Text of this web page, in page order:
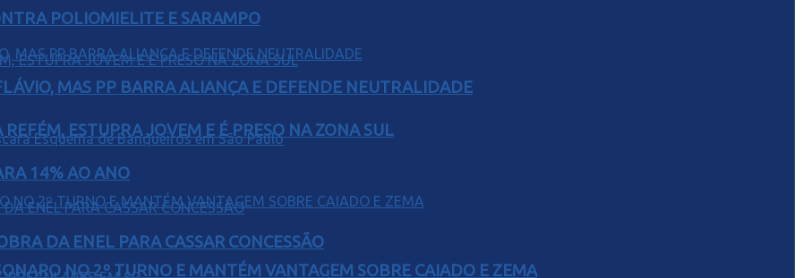
ESTUPRA JOVEM E É PRESO NA ZONA SUL
NO 2º TURNO E MANTÉM VANTAGEM SOBRE CAIADO E ZEMA
POLIOMIELITE E SARAMPO
MAS PP BARRA ALIANÇA E DEFENDE NEUTRALIDADE
14% AO ANO
DA ENEL PARA CASSAR CONCESSÃO